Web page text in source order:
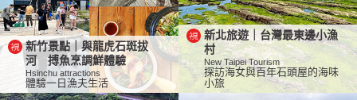
新竹景點｜與龍虎石斑拔
河 搏魚烹調鮮體驗
Hsinchu attractions
體驗一日漁夫生活
新北旅遊｜台灣最東邊小漁
村
New Taipei Tourism
探訪海女與百年石頭屋的海味
小旅